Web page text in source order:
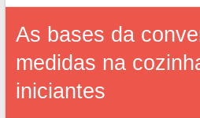
As bases da
medidas na
iniciantes